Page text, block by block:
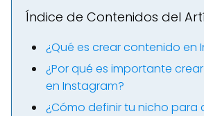
Índice de Contenidos del
¿Qué es crear contenido en
¿Por qué es importante
en Instagram?
¿Cómo definir tu nicho para